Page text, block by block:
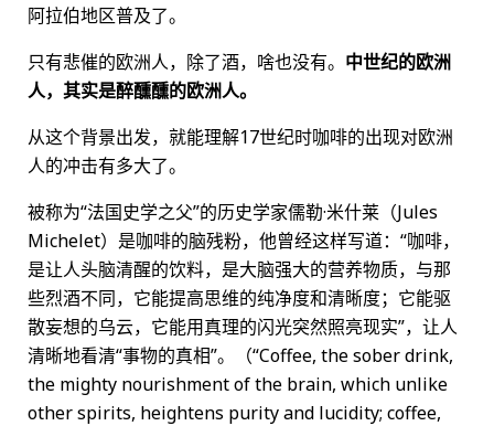
阿拉伯地区普及了。
只有悲催的欧洲人，除了酒，啥也没有。 中世纪的欧洲
人，其实是醉醺醺的欧洲人。
从这个背景出发，就能理解17世纪时咖啡的出现对欧洲
人的冲击有多大了。
被称为“法国史学之父”的历史学家儒勒·米什莱（Jules
Michelet）是咖啡的脑残粉，他曾经这样写道：“咖啡，
是让人头脑清醒的饮料，是大脑强大的营养物质，与那
些烈酒不同，它能提高思维的纯净度和清晰度；它能驱
散妄想的乌云，它能用真理的闪光突然照亮现实”，让人
清晰地看清“事物的真相”。（“Coffee, the sober drink,
the mighty nourishment of the brain, which unlike
other spirits, heightens purity and lucidity; coffee,